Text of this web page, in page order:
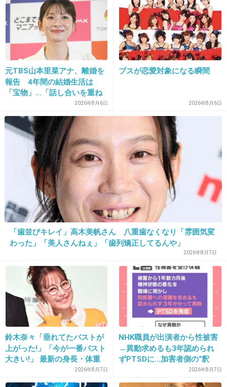
+54 -2
2022/12/07(水) 16:00:44
>>1
ブラマヨのボーリングの球難波まで転がるやつ
-1
2022/12/07(水) 16:00:56
サンドの一本目
当時のサンドはエンタでしか見たことなかった
から衝撃だった
+39
ネタじゃないけど笑い飯西田の「思ってたんと
違う！」ってやつ。爆笑した。
3件の返信
+71 -0
元TBS山本里菜アナ、離婚を
報告 4年間の結婚生活は
「宝物」…「話し合いを重ね
2026年8月6日
ブスが恋愛対象になる瞬間
2026年8月6日
「歯並びキレイ」高木美帆さん 八重歯なくなり「雰囲気変
わった」「美人さんねぇ」「歯列矯正してるんや」
2026年8月7日
鈴木奈々「垂れてたバストが
上がった!」「今が一番バスト
大きい!」 最新の身長・体重
2026年8月7日
NHK職員が出演者から性被害
→異動求めるも3年認められ
ずPTSDに…加害者側の“釈
明”にコラムニスト「納得がい
かない」一方で組織体制の問
2026年8月7日